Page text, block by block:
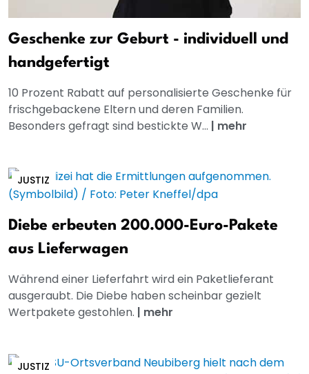
Geschenke zur Geburt - individuell und
handgefertigt
10 Prozent Rabatt auf personalisierte Geschenke für
frischgebackene Eltern und deren Familien.
Besonders gefragt sind bestickte W... | mehr
JUSTIZ
Diebe erbeuten 200.000-Euro-Pakete
aus Lieferwagen
Während einer Lieferfahrt wird ein Paketlieferant
ausgeraubt. Die Diebe haben scheinbar gezielt
Wertpakete gestohlen. | mehr
JUSTIZ